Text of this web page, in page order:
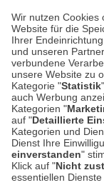
Wir nutzen Cookies
Website für die
Ihrer
und unseren
verbundene
unsere Website zu
Kategorie "Statistik
auch Werbung
Kategorien "
auf "Detaillierte
Kategorien und
Dienst Ihre
einverstanden"
Klick auf "Nicht
essentiellen Dienste
Montag